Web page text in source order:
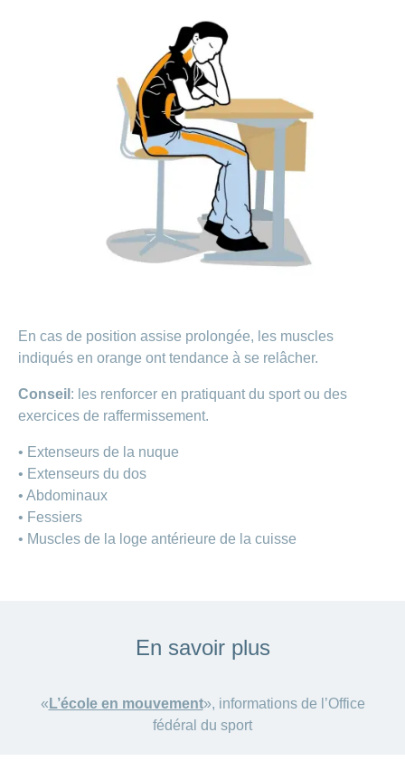
En cas de position assise prolongée, les muscles
indiqués en orange ont tendance à se relâcher.
Conseil : les renforcer en pratiquant du sport ou des
exercices de raffermissement.
• Extenseurs de la nuque
• Extenseurs du dos
• Abdominaux
• Fessiers
• Muscles de la loge antérieure de la cuisse
En savoir plus
« L’école en mouvement», informations de l’Office
fédéral du sport